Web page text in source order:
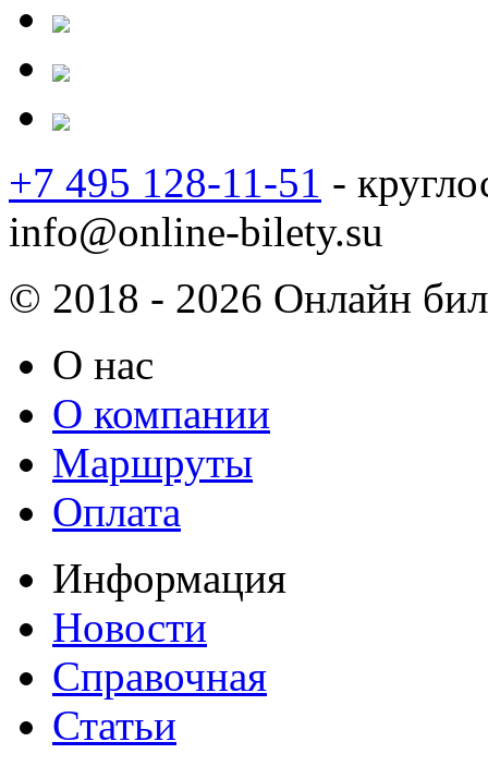
+7 495 128-11-51 -
info@online-bilety.su
© 2018 - 2026 Онлайн
О нас
О компании
Маршруты
Оплата
Информация
Новости
Справочная
Статьи